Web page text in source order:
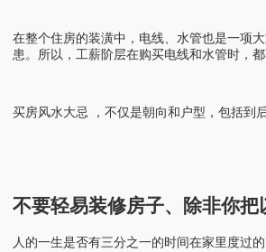
在整个住房的装潢中，电线、水管也是一项
患。所以，工薪阶层在购买电线和水管时，
买房风水大忌 ，不仅是朝向和户型，包括到
不要轻易装修房子、除非你把
人的一生是否有三分之一的时间在家里度过